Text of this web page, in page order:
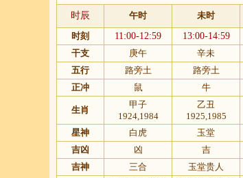
时辰 午时 未时
时刻
11:00-12:59 13:00-14:59
干支
庚午 辛未
五行
路旁土 路旁土
正冲
鼠 牛
生肖
甲子
1924,1984
乙丑
1925,1985
星神
白虎 玉堂
吉凶
凶 吉
吉神
三合 玉堂贵人